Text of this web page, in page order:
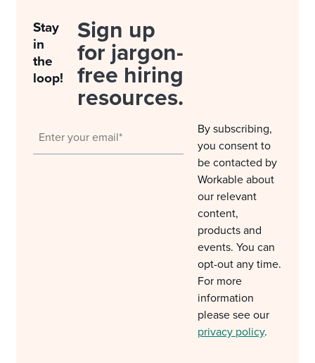
Stay
in
the
loop!
Sign up
for jargon-
free hiring
resources.
By subscribing,
you consent to
be contacted by
Workable about
our relevant
content,
products and
events. You can
opt-out any time.
For more
information
please see our
privacy policy.